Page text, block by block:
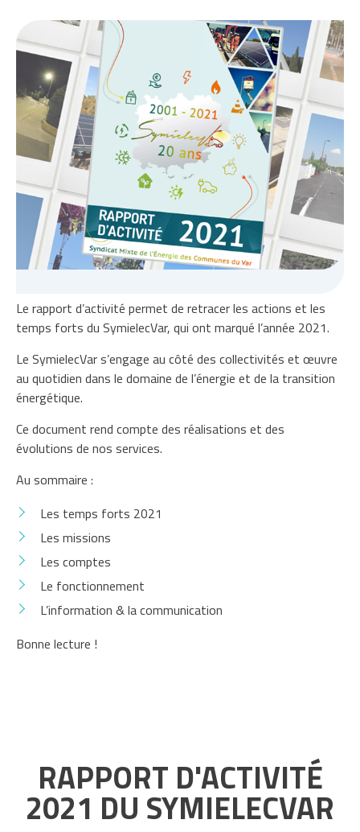
Le rapport d’activité permet de retracer les actions et les
temps forts du SymielecVar, qui ont marqué l’année 2021.
Le SymielecVar s’engage au côté des collectivités et œuvre
au quotidien dans le domaine de l’énergie et de la transition
énergétique.
Ce document rend compte des réalisations et des
évolutions de nos services.
Au sommaire :
Les temps forts 2021
Les missions
Les comptes
Le fonctionnement
L’information & la communication
Bonne lecture !
RAPPORT D'ACTIVITÉ
2021 DU SYMIELECVAR